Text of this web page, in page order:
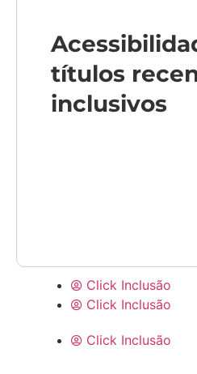
títulos
inclusivos
Click Inclusão
Click Inclusão
Click Inclusão